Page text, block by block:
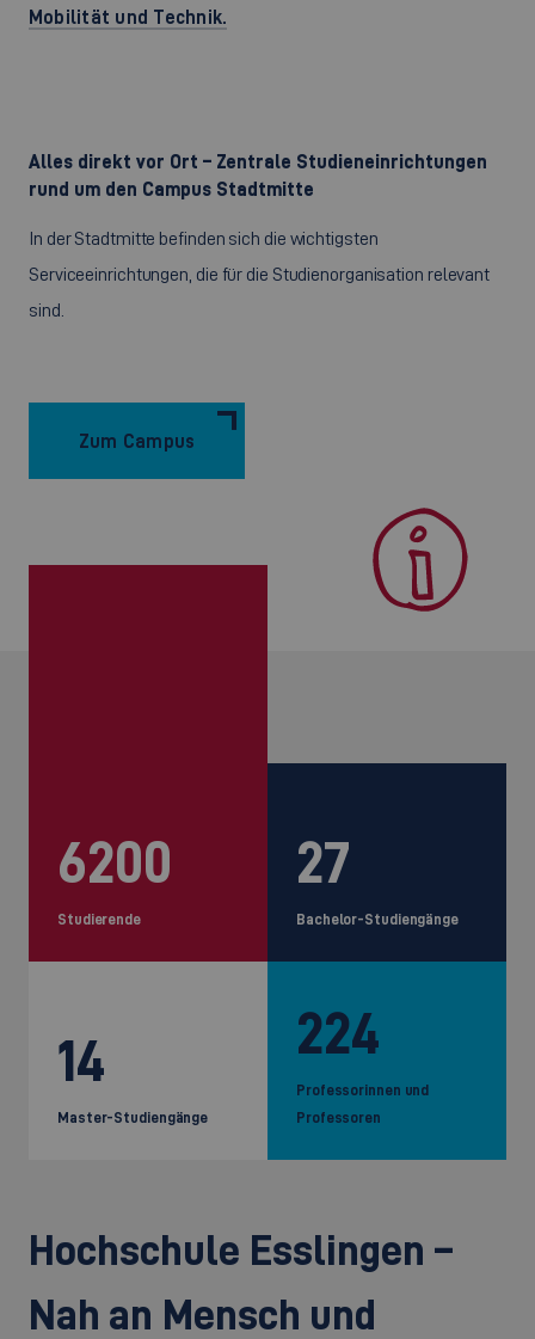
Mobilität und Technik.
Alles direkt vor Ort – Zentrale Studieneinrichtungen
rund um den Campus Stadtmitte
In der Stadtmitte befinden sich die wichtigsten
Serviceeinrichtungen, die für die Studienorganisation relevant
sind.
Zum Campus
6200
Studierende
27
Bachelor-Studiengänge
14
Master-Studiengänge
224
Professorinnen und
Professoren
Hochschule Esslingen –
Nah an Mensch und